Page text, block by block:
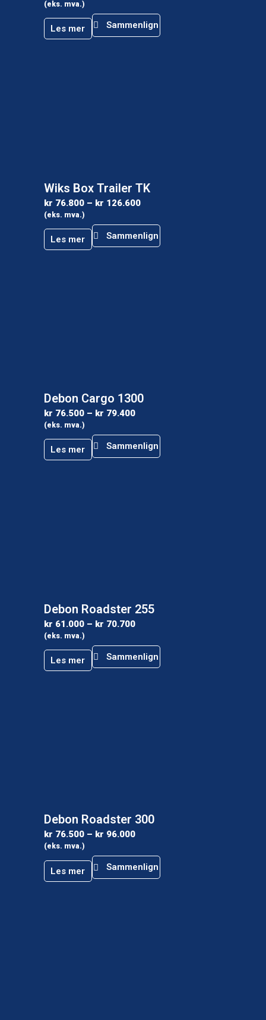
(eks. mva.)
Les mer Sammenlign
Wiks Box Trailer TK
kr 76.800 – kr 126.600
(eks. mva.)
Les mer Sammenlign
Debon Cargo 1300
kr 76.500 – kr 79.400
(eks. mva.)
Les mer Sammenlign
Debon Roadster 255
kr 61.000 – kr 70.700
(eks. mva.)
Les mer Sammenlign
Debon Roadster 300
kr 76.500 – kr 96.000
(eks. mva.)
Les mer Sammenlign